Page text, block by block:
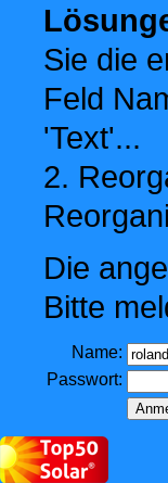
Sie die
Feld
'Text'...
2.
Die
Bitte
Name:
Passwort: